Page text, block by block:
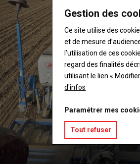
Gestion des
Ce site utilise des
et de mesure
l’utilisation de ces
regard des finalités
utilisant le lien «
d'infos
Paramétrer mes
Tout refuser